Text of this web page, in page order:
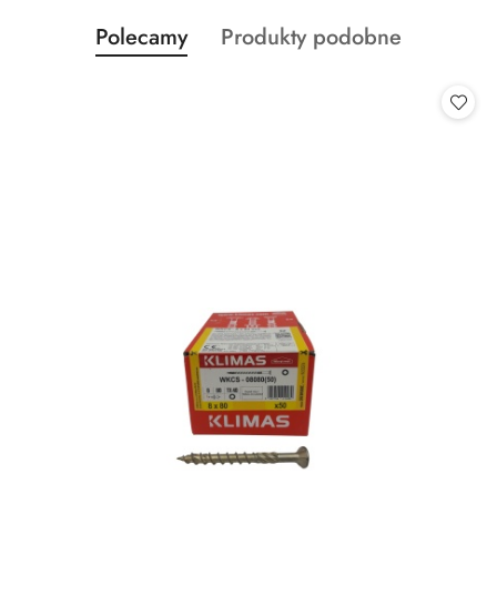
Pomiń karuzelę produktów
Produkty
o
Polecamy
Produkty
Produkty podobne